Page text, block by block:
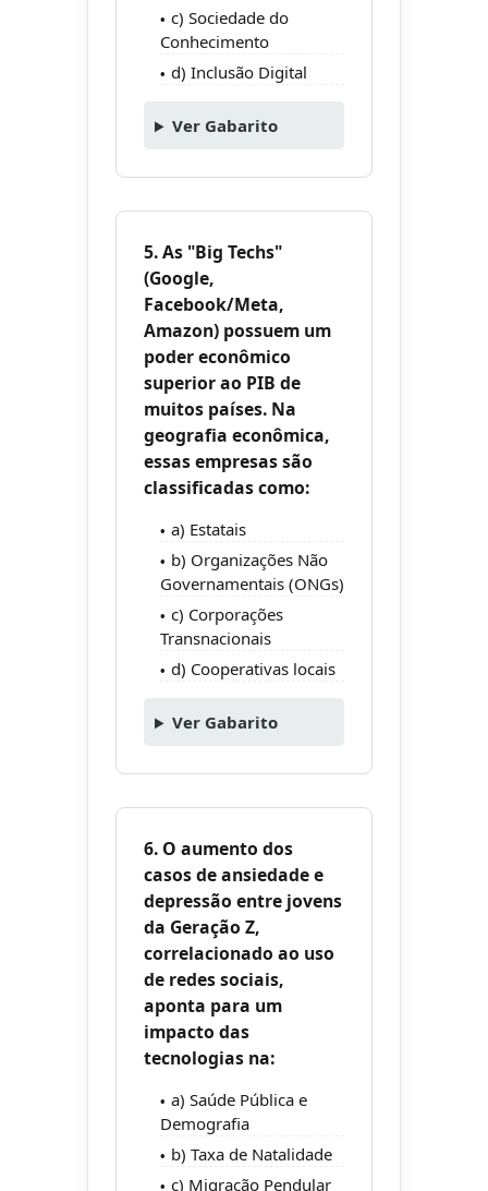
c) Sociedade do
Conhecimento
d) Inclusão Digital
Ver Gabarito
5. As "Big Techs"
(Google,
Facebook/Meta,
Amazon) possuem um
poder econômico
superior ao PIB de
muitos países. Na
geografia econômica,
essas empresas são
classificadas como:
a) Estatais
b) Organizações Não
Governamentais (ONGs)
c) Corporações
Transnacionais
d) Cooperativas locais
Ver Gabarito
6. O aumento dos
casos de ansiedade e
depressão entre jovens
da Geração Z,
correlacionado ao uso
de redes sociais,
aponta para um
impacto das
tecnologias na:
a) Saúde Pública e
Demografia
b) Taxa de Natalidade
c) Migração Pendular